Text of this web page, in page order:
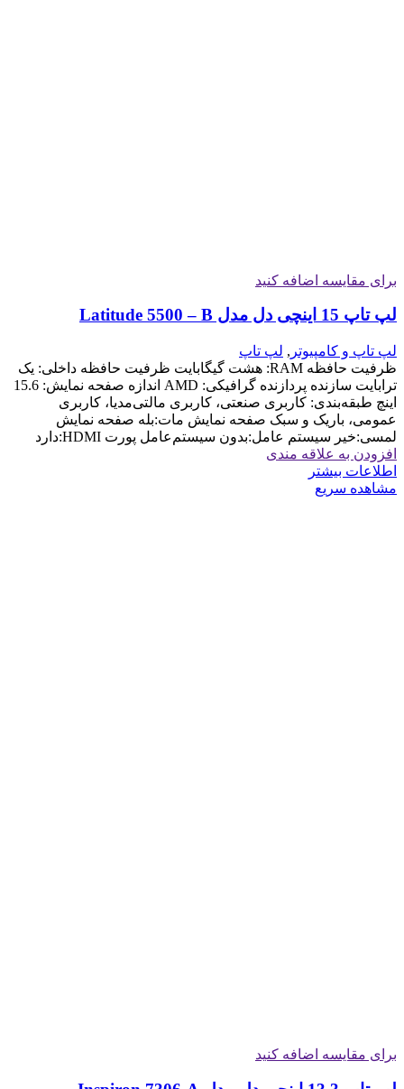
برای مقایسه اضافه کنید
لپ تاپ 15 اینچی دل مدل Latitude 5500 – B
لپ تاپ و کامپیوتر , لپ تاپ
ظرفیت حافظه RAM: هشت گیگابایت ظرفیت حافظه داخلی: یک
ترابایت سازنده پردازنده گرافیکی: AMD اندازه صفحه نمایش: 15.6
اینچ طبقه‌بندی: کاربری صنعتی، کاربری مالتی‌مدیا، کاربری
عمومی، باریک و سبک صفحه نمایش مات:بله صفحه نمایش
لمسی:خیر سیستم عامل:بدون سیستم‌عامل پورت HDMI:دارد
افزودن به علاقه مندی
اطلاعات بیشتر
مشاهده سریع
برای مقایسه اضافه کنید